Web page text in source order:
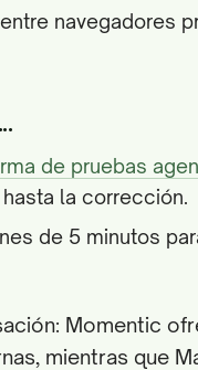
navegadores
de pruebas
la corrección.
de 5 minutos
Momentic
mientras que